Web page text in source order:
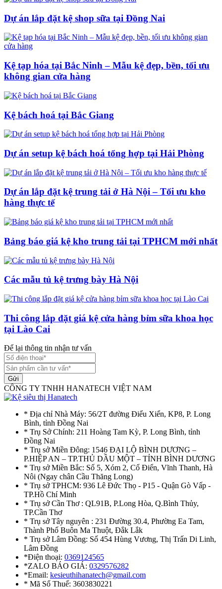
Dự án lắp đặt kệ shop sữa tại Đồng Nai
Kệ tạp hóa tại Bắc Ninh – Mẫu kệ đẹp, bền, tối ưu
không gian cửa hàng
Kệ bách hoá tại Bắc Giang
Dự án setup kệ bách hoá tổng hợp tại Hải Phòng
Dự án lắp đặt kệ trung tải ở Hà Nội – Tối ưu kho
hàng thực tế
Bảng báo giá kệ kho trung tải tại TPHCM mới nhất
Các mẫu tủ kệ trưng bày Hà Nội
Thi công lắp đặt giá kệ cửa hàng bỉm sữa khoa học
tại Lào Cai
Để lại thông tin nhận tư vấn
Gửi
CÔNG TY TNHH HANATECH VIỆT NAM
* Địa chỉ Nhà Máy: 56/2T đường Điểu Xiển, KP8, P. Long
Bình, tỉnh Đồng Nai
* Trụ Sở Chính: 211 Hoàng Tam Kỳ, P. Long Bình, tỉnh
Đồng Nai
* Trụ sở Miền Đông: 1546 ĐẠI LỘ BÌNH DƯƠNG –
P.HIỆP AN – TP.THỦ DẦU MỘT – TỈNH BÌNH DƯƠNG
* Trụ sở Miền Bắc: Số 5, Xóm 2, Cổ Điển, Vĩnh Thanh, Hà
Nôi (Ngay chân Cầu Thăng Long)
* Trụ sở TPHCM: 936 Lê Đức Thọ - P15 - Quận Gò Vấp -
TP.Hồ Chí Minh
* Trụ sở Cần Thơ : QL91B, P.Long Hòa, Q.Bình Thủy,
TP.Cần Thơ
* Trụ sở Tây nguyên : 231 Đường 30.4, Phường Ea Tam,
Thành Phố Buôn Ma Thuột, Đắk Lắk
* Trụ sở Lâm Đồng: Số 454 Hùng Vương, Thị Trấn Di Linh,
Lâm Đồng
*Điện thoại: 0369124565
*ZALO BÁO GIÁ: 0329576282
*Email: kesieuthihanatech@gmail.com
* Mã Số Thuế: 3603830221